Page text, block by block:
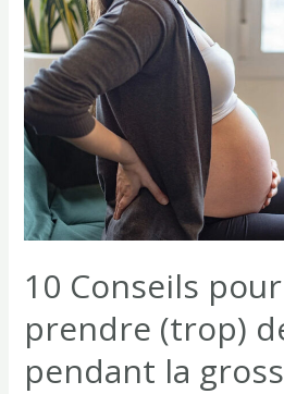
:
nos
conseils
essentiels
pour
des
nuits
sereines
10 Conseils
prendre (trop)
pendant la